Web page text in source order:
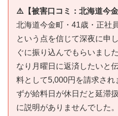
⚠️【被害口コミ：北海道今
北海道今金町・41歳・正社
という点を信じて深夜に申
ぐに振り込んでもらいまし
なり月曜日に返済したいと
料として5,000円を請求さ
ずが給料日が休日だと延滞
に説明がありませんでした